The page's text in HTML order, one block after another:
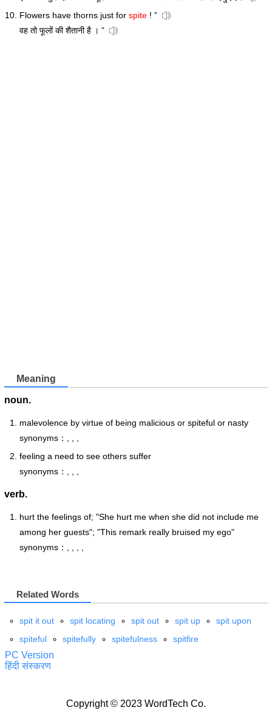
Flowers have thorns just for spite ! ”
वह तो फूलों की शैतानी है । ”
Meaning
noun.
malevolence by virtue of being malicious or spiteful or nasty
synonyms：, , ,
feeling a need to see others suffer
synonyms：, , ,
verb.
hurt the feelings of; "She hurt me when she did not include me
among her guests"; "This remark really bruised my ego"
synonyms：, , , ,
Related Words
spit it out spit locating spit out spit up
spit upon
spiteful
spitefully spitefulness spitfire
PC Version
हिंदी संस्करण
Copyright © 2023 WordTech Co.